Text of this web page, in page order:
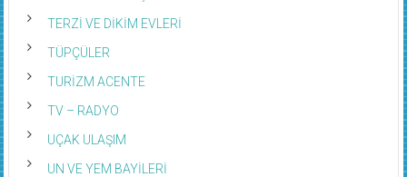
TERZİ VE DİKİM EVLERİ
TÜPÇÜLER
TURİZM ACENTE
TV – RADYO
UÇAK ULAŞIM
UN VE YEM BAYİLERİ